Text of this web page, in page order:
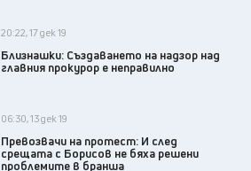
20:22, 17 дек 19
Близнашки: Създаването на надзор над
главния прокурор е неправилно
06:30, 13 дек 19
Превозвачи на протест: И след
срещата с Борисов не бяха решени
проблемите в бранша